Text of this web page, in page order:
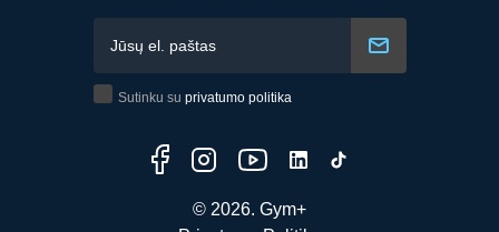
Sutinku su privatumo politika
© 2026. Gym+